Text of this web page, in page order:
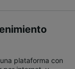
plataforma con